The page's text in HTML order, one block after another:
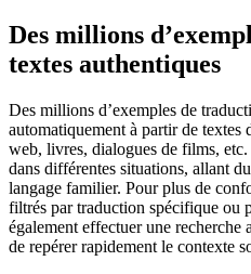
Des millions
textes authentiques
Des millions d’exemples de
automatiquement à partir de textes
web, livres, dialogues de films,
dans différentes situations, allant
langage familier. Pour plus de
filtrés par traduction spécifique ou
également effectuer une recherche
de repérer rapidement le contexte